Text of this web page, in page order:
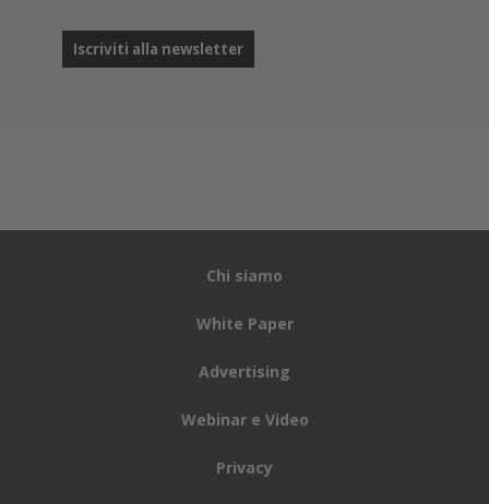
Chi siamo
White Paper
Advertising
Webinar e Video
Privacy